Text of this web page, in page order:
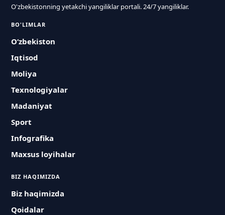
O'zbekistonning yetakchi yangiliklar portali. 24/7 yangiliklar.
BO'LIMLAR
O‘zbekiston
Iqtisod
Moliya
Texnologiyalar
Madaniyat
Sport
Infografika
Maxsus loyihalar
BIZ HAQIMIZDA
Biz haqimizda
Qoidalar